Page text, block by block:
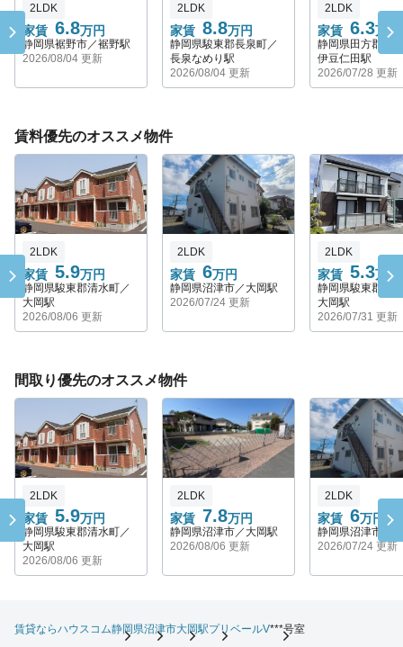
家賃 6.8万円
2LDK
静岡県裾野市／裾野駅
2026/08/04 更新
家賃 8.8万円
2LDK
静岡県駿東郡長泉町／
長泉なめり駅
2026/08/04 更新
家賃 6.3万円
2LDK
静岡県田方郡函
伊豆仁田駅
2026/07/28 更新
賃料優先のオススメ物件
家賃 5.9万円
2LDK
静岡県駿東郡清水町／
大岡駅
2026/08/06 更新
家賃 6万円
2LDK
静岡県沼津市／大岡駅
2026/07/24 更新
家賃 5.3万円
2LDK
静岡県駿東郡清
大岡駅
2026/07/31 更新
間取り優先のオススメ物件
家賃 5.9万円
2LDK
静岡県駿東郡清水町／
大岡駅
2026/08/06 更新
家賃 7.8万円
2LDK
静岡県沼津市／大岡駅
2026/08/06 更新
家賃 6万円
2LDK
静岡県沼津市／
2026/07/24 更新
賃貸ならハウスコム静岡県沼津市大岡駅プリベールV***号室